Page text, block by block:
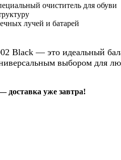
очиститель для обуви
лучей и батарей
Black — это идеальный
выбором для
доставка уже завтра!